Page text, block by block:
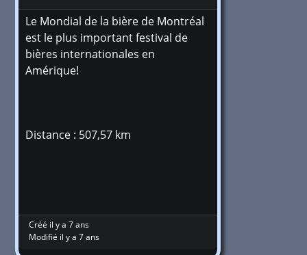
Le Mondial de la bière de Montréal
est le plus important festival de
bières internationales en
Amérique!
Distance : 507,57 km
Créé il y a 7 ans
Modifié il y a 7 ans